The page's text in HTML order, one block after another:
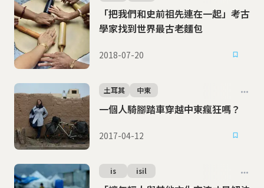
「把我們和史前祖先連在一起」考古
學家找到世界最古老麵包
2018-07-20
一個人騎腳踏車穿越中東瘋狂嗎？
土耳其 中東
2017-04-12
is isil